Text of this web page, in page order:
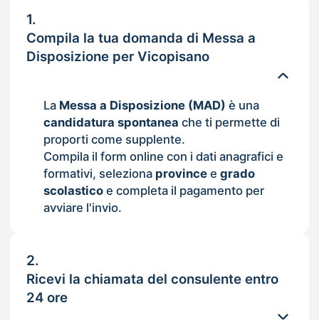
1.
Compila la tua domanda di Messa a
Disposizione per Vicopisano
La Messa a Disposizione (MAD) è una
candidatura spontanea che ti permette di
proporti come supplente.
Compila il form online con i dati anagrafici e
formativi, seleziona provincee grado
scolasticoe completa il pagamento per
avviare l'invio.
2.
Ricevi la chiamata del consulente entro
24 ore